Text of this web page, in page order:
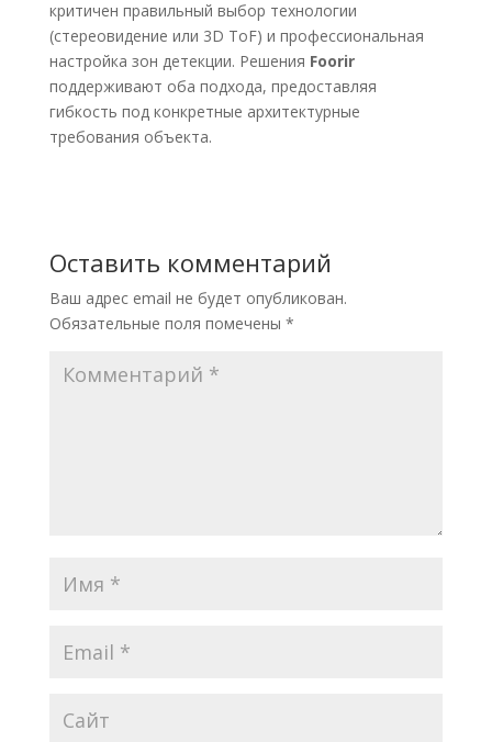
критичен правильный выбор технологии
(стереовидение или 3D ToF) и профессиональная
настройка зон детекции. Решения Foorir
поддерживают оба подхода, предоставляя
гибкость под конкретные архитектурные
требования объекта.
Оставить комментарий
Ваш адрес email не будет опубликован.
Обязательные поля помечены *